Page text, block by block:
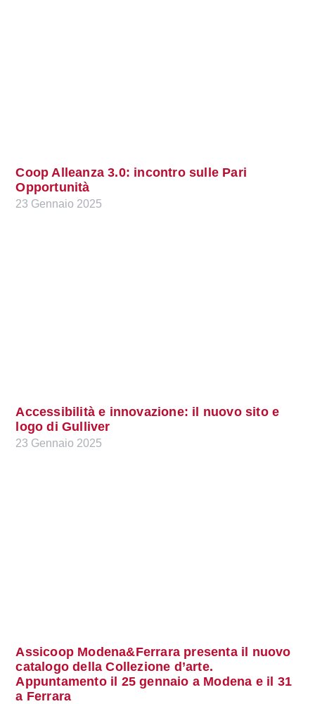
Coop Alleanza 3.0: incontro sulle Pari
Opportunità
23 Gennaio 2025
Accessibilità e innovazione: il nuovo sito e
logo di Gulliver
23 Gennaio 2025
Assicoop Modena&Ferrara presenta il nuovo
catalogo della Collezione d’arte.
Appuntamento il 25 gennaio a Modena e il 31
a Ferrara